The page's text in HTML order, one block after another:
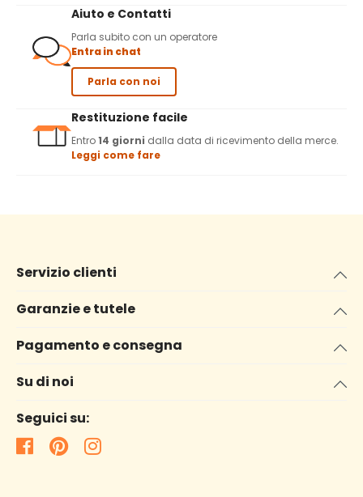
Aiuto e Contatti
Parla subito con un operatore
Entra in chat
Parla con noi
Restituzione facile
Entro14 giorni dalla data di ricevimento della merce.
Leggi come fare
Servizio clienti
Garanzie e tutele
Pagamento e consegna
Su di noi
Seguici su: